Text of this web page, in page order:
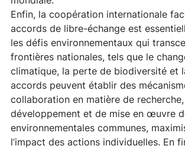
Enfin, la coopération internationale
accords de libre-échange est
les défis environnementaux qui
frontières nationales, tels que le
climatique, la perte de biodiversité et
accords peuvent établir des
collaboration en matière de
développement et de mise en œuvre
environnementales communes,
l’impact des actions individuelles. En